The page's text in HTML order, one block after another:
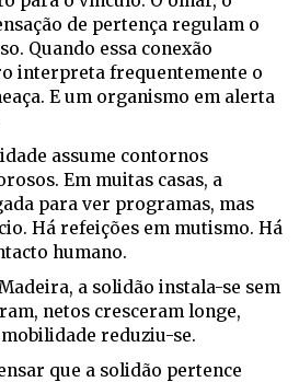
de pertença regulam o
Quando essa conexão
interpreta frequentemente o
E um organismo em alerta
assume contornos
Em muitas casas, a
para ver programas, mas
Há refeições em mutismo. Há
humano.
a solidão instala-se sem
netos cresceram longe,
reduziu-se.
que a solidão pertence